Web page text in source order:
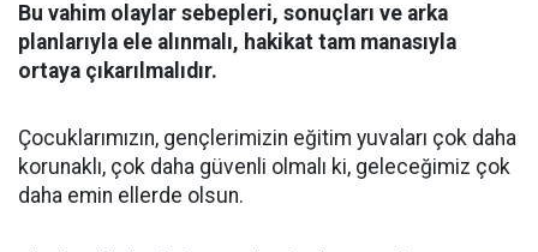
Bu vahim olaylar sebepleri, sonuçları ve arka
planlarıyla ele alınmalı, hakikat tam manasıyla
ortaya çıkarılmalıdır.
Çocuklarımızın, gençlerimizin eğitim yuvaları çok daha
korunaklı, çok daha güvenli olmalı ki, geleceğimiz çok
daha emin ellerde olsun.